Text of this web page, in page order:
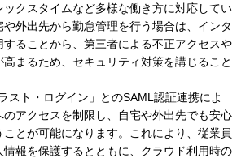
ックスタイムなど多様な働き方に対応してい
や外出先から勤怠管理を行う場合は、インタ
することから、第三者による不正アクセスや
まるため、セキュリティ対策を講じること
スト・ログイン」とのSAML認証連携によ
のアクセスを制限し、自宅や外出先でも安心
ことが可能になります。これにより、従業員
報を保護するとともに、クラウド利用時の